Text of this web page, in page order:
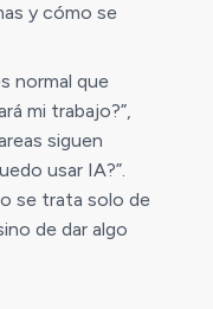
y cómo se
normal que
mi trabajo?”,
siguen
usar IA?”.
se trata solo de
de dar algo